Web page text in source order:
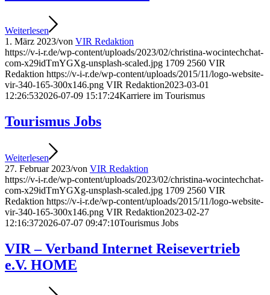
Weiterlesen
1. März 2023/von VIR Redaktion
https://v-i-r.de/wp-content/uploads/2023/02/christina-wocintechchat-
com-x29idTmYGXg-unsplash-scaled.jpg 1709 2560 VIR
Redaktion https://v-i-r.de/wp-content/uploads/2015/11/logo-website-
vir-340-165-300x146.png VIR Redaktion2023-03-01
12:26:532026-07-09 15:17:24Karriere im Tourismus
Tourismus Jobs
Weiterlesen
27. Februar 2023/von VIR Redaktion
https://v-i-r.de/wp-content/uploads/2023/02/christina-wocintechchat-
com-x29idTmYGXg-unsplash-scaled.jpg 1709 2560 VIR
Redaktion https://v-i-r.de/wp-content/uploads/2015/11/logo-website-
vir-340-165-300x146.png VIR Redaktion2023-02-27
12:16:372026-07-07 09:47:10Tourismus Jobs
VIR – Verband Internet Reisevertrieb
e.V. HOME